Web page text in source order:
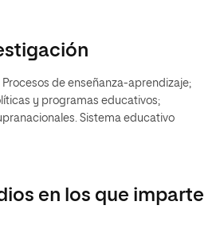
de enseñanza-aprendizaje;
y programas educativos;
Sistema educativo
en los que imparte